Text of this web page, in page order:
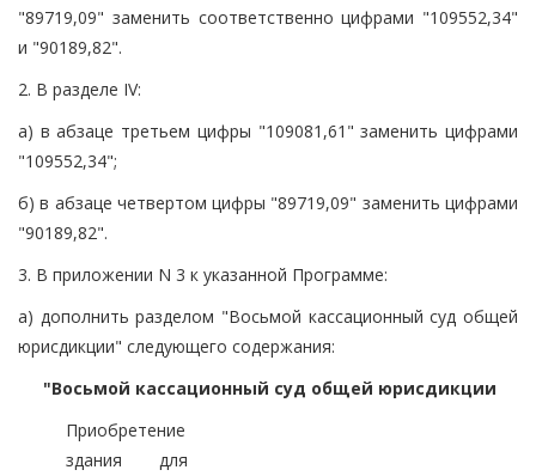
"89719,09" заменить соответственно цифрами "109552,34"
и "90189,82".
2. В разделе IV:
а) в абзаце третьем цифры "109081,61" заменить цифрами
"109552,34";
б) в абзаце четвертом цифры "89719,09" заменить цифрами
"90189,82".
3. В приложении N 3 к указанной Программе:
а) дополнить разделом "Восьмой кассационный суд общей
юрисдикции" следующего содержания:
"Восьмой кассационный суд общей юрисдикции
Приобретение
здания для